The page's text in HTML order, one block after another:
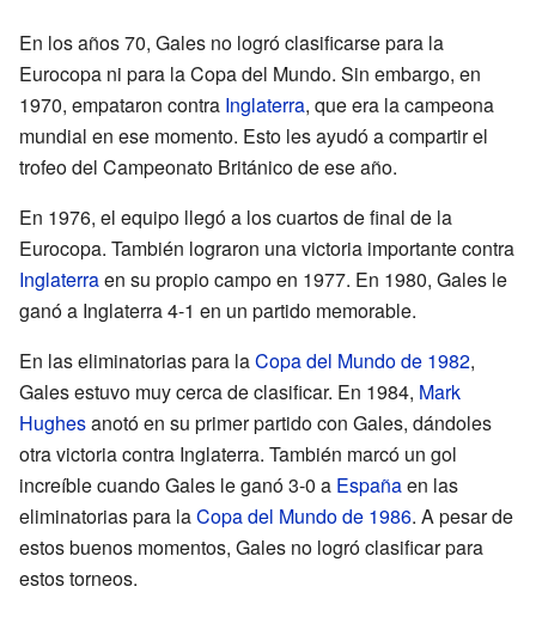
En los años 70, Gales no logró clasificarse para la
Eurocopa ni para la Copa del Mundo. Sin embargo, en
1970, empataron contra Inglaterra, que era la campeona
mundial en ese momento. Esto les ayudó a compartir el
trofeo del Campeonato Británico de ese año.
En 1976, el equipo llegó a los cuartos de final de la
Eurocopa. También lograron una victoria importante contra
Inglaterraen su propio campo en 1977. En 1980, Gales le
ganó a Inglaterra 4-1 en un partido memorable.
En las eliminatorias para laCopa del Mundo de 1982,
Gales estuvo muy cerca de clasificar. En 1984, Mark
Hughesanotó en su primer partido con Gales, dándoles
otra victoria contra Inglaterra. También marcó un gol
increíble cuando Gales le ganó 3-0 a Españaen las
eliminatorias para laCopa del Mundo de 1986. A pesar de
estos buenos momentos, Gales no logró clasificar para
estos torneos.